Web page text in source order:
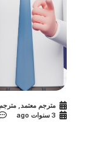
مترجم معتمد
3 سنوات ago